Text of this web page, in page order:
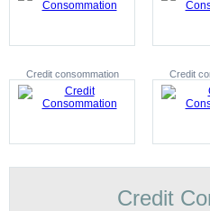
Credit consommation Credit
Credit